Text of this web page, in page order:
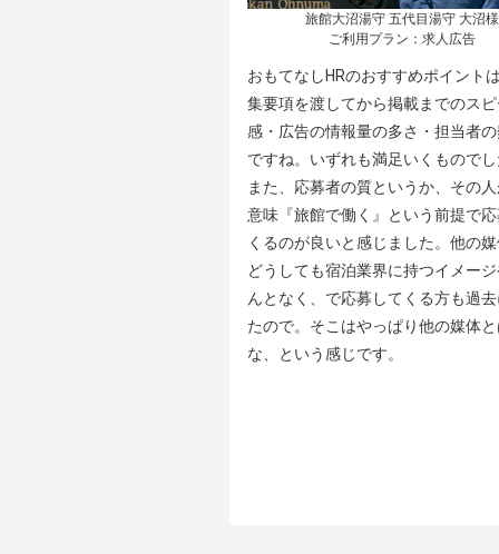
旅館大沼湯守 五代目湯守 大沼様
ご利用プラン：求人広告
おもてなしHRのおすすめポイント
集要項を渡してから掲載までのス
感・広告の情報量の多さ・担当者
ですね。いずれも満足いくもので
また、応募者の質というか、その
意味『旅館で働く』という前提で
くるのが良いと感じました。他の
どうしても宿泊業界に持つイメー
んとなく、で応募してくる方も過
たので。そこはやっぱり他の媒体
な、という感じです。